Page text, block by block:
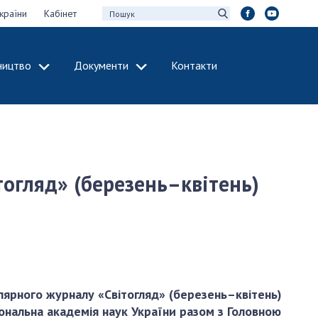
Кабінет
Документи Контакти
установах
СПІВРОБІТНИЦТВО
організаціях
Міжнародні угоди
Нормативні акти
(березень–квітень)
журналу «Світогляд» (березень–квітень)
академія наук України разом з Головною